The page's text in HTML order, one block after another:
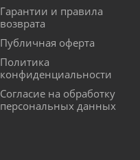
Гарантии и правила
возврата
Публичная оферта
Политика
конфиденциальности
Согласие на обработку
персональных данных